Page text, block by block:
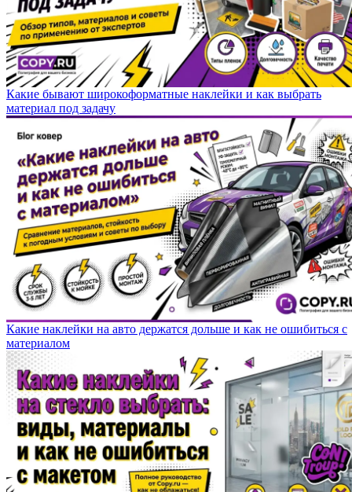
Какие бывают широкоформатные наклейки и как выбрать
материал под задачу
Какие наклейки на авто держатся дольше и как не ошибиться с
материалом